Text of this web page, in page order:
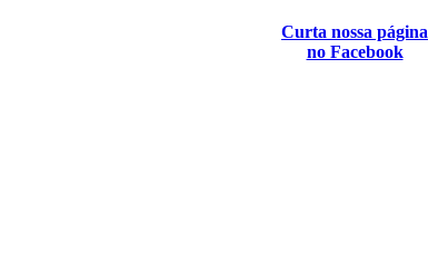
Curta nossa página
no Facebook